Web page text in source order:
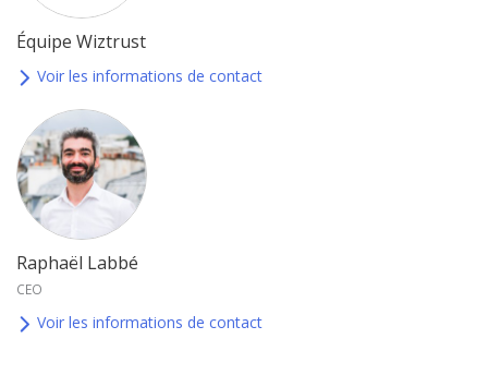
Équipe Wiztrust
Voir les informations de contact
Raphaël Labbé
CEO
Voir les informations de contact